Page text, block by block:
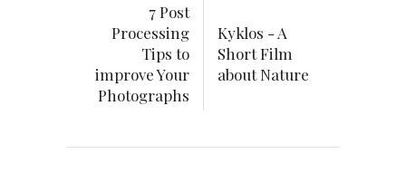
7 Post
Processing
Tips to
improve Your
Photographs
Kyklos - A
Short Film
about Nature